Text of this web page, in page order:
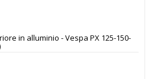
in alluminio - Vespa PX 125-150-